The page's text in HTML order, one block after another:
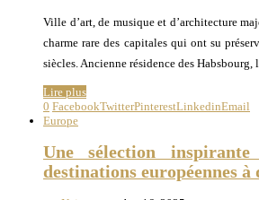
Ville d’art, de musique et d’architecture
charme rare des capitales qui ont su
siècles. Ancienne résidence des Habsbourg,
Lire plus
0 FacebookTwitterPinterestLinkedinEmail
Europe
Une sélection
destinations européennes